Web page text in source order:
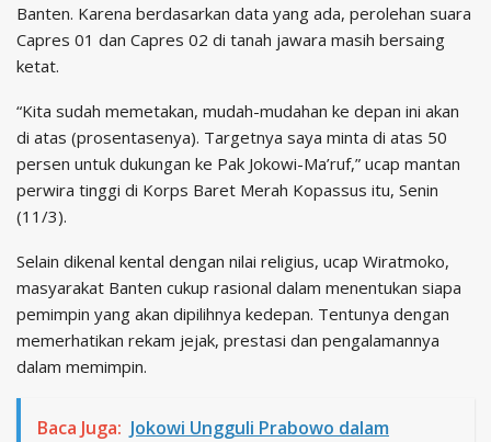
Banten. Karena berdasarkan data yang ada, perolehan suara
Capres 01 dan Capres 02 di tanah jawara masih bersaing
ketat.
“Kita sudah memetakan, mudah-mudahan ke depan ini akan
di atas (prosentasenya). Targetnya saya minta di atas 50
persen untuk dukungan ke Pak Jokowi-Ma’ruf,” ucap mantan
perwira tinggi di Korps Baret Merah Kopassus itu, Senin
(11/3).
Selain dikenal kental dengan nilai religius, ucap Wiratmoko,
masyarakat Banten cukup rasional dalam menentukan siapa
pemimpin yang akan dipilihnya kedepan. Tentunya dengan
memerhatikan rekam jejak, prestasi dan pengalamannya
dalam memimpin.
Baca Juga: Jokowi Ungguli Prabowo dalam